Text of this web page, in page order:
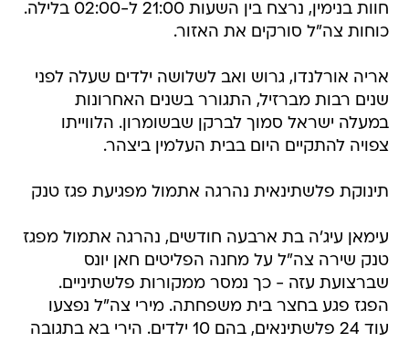
חוות בנימין, נרצח בין השעות 21:00 ל-02:00 בלילה.
כוחות צה"ל סורקים את האזור.
אריה אורלנדו, גרוש ואב לשלושה ילדים שעלה לפני
שנים רבות מברזיל, התגורר בשנים האחרונות
במעלה ישראל סמוך לברקן שבשומרון. הלווייתו
צפויה להתקיים היום בבית העלמין ביצהר.
תינוקת פלשתינאית נהרגה אתמול מפגיעת פגז טנק
עימאן עיג'ה בת ארבעה חודשים, נהרגה אתמול מפגז
טנק שירה צה"ל על מחנה הפליטים חאן יונס
שברצועת עזה - כך נמסר ממקורות פלשתיניים.
הפגז פגע בחצר בית משפחתה. מירי צה"ל נפצעו
עוד 24 פלשתינאים, בהם 10 ילדים. הירי בא בתגובה